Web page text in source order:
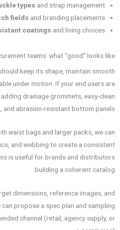
types and strap management
fields and branding placements
coatings and lining choices
teams: what “good” looks like
keep its shape, maintain smooth
under motion. If your end users are
drainage grommets, easy-clean
and abrasion-resistant bottom panels.
waist bags and larger packs, we can
and webbing to create a consistent
is useful for brands and distributors
building a coherent catalog.
dimensions, reference images, and
propose a spec plan and sampling
channel (retail, agency supply, or